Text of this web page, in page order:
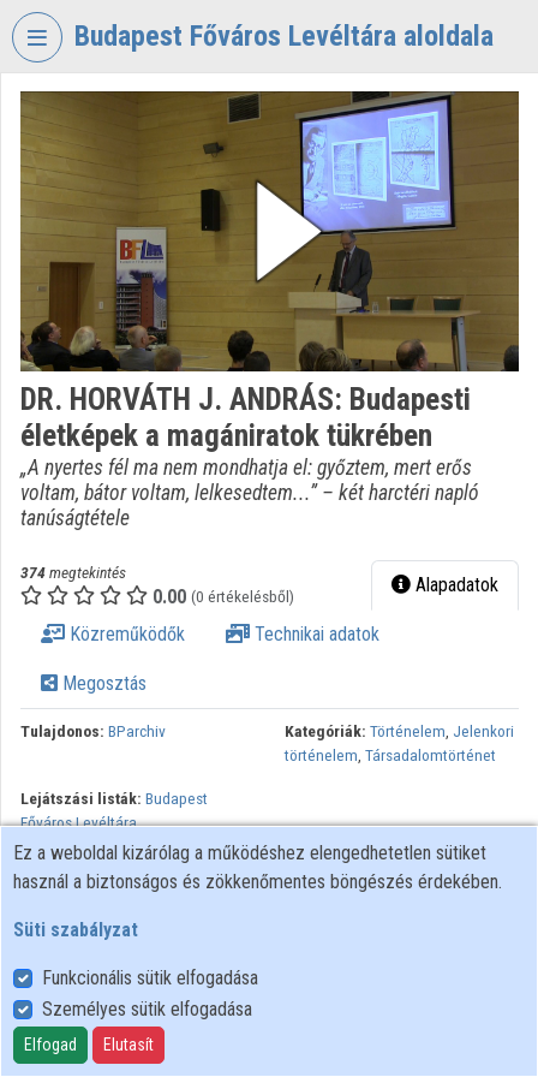
Fejléc kihagyása
Budapest Főváros Levéltára aloldala
BUDAPEST
FŐVÁROS
LEVÉLTÁRA
Intézményi kezdőlap
Bejelentkezés
Intézményi felfedezés
Kategóriák
Intézményi listák
Intézmények
Közreműködők
DR. HORVÁTH J. ANDRÁS: Budapesti
életképek a magániratok tükrében
„A nyertes fél ma nem mondhatja el: győztem, mert erős
voltam, bátor voltam, lelkesedtem...” – két harctéri napló
tanúságtétele
374megtekintés
0.00 (0 értékelésből) Alapadatok
Közreműködők Technikai adatok
Megosztás
Tulajdonos: BParchiv Kategóriák: Történelem, Jelenkori
történelem, Társadalomtörténet
Lejátszási listák: Budapest
Főváros Levéltára
Az első világháború kirobbanásának 100. évfordulója alkalmából
Budapest Főváros Levéltára tudományos konferenciát szervezett,
amely tematikáját tekintve a hátország mindennapjaira kívánt
háború gondolatiságának a mindennapokba való begyűrűzése. DR.
HORVÁTH J. ANDRÁS: Budapesti életképek a magániratok
tükrében: „A nyertes fél ma nem mondhatja el: győztem, mert
erős voltam, bátor voltam, lelkesedtem...” – két harctéri napló
Ez a weboldal kizárólag a működéshez elengedhetetlen sütiket
használ a biztonságos és zökkenőmentes böngészés érdekében.
Süti szabályzat
Funkcionális sütik elfogadása
Személyes sütik elfogadása
Elfogad Elutasít